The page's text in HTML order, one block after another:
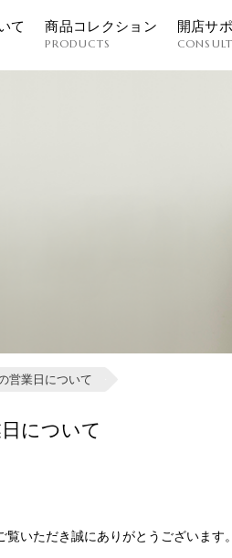
て 商品コレクション
PRODUCTS
開店サ
営業日について
について
いただき誠にありがとうございます。